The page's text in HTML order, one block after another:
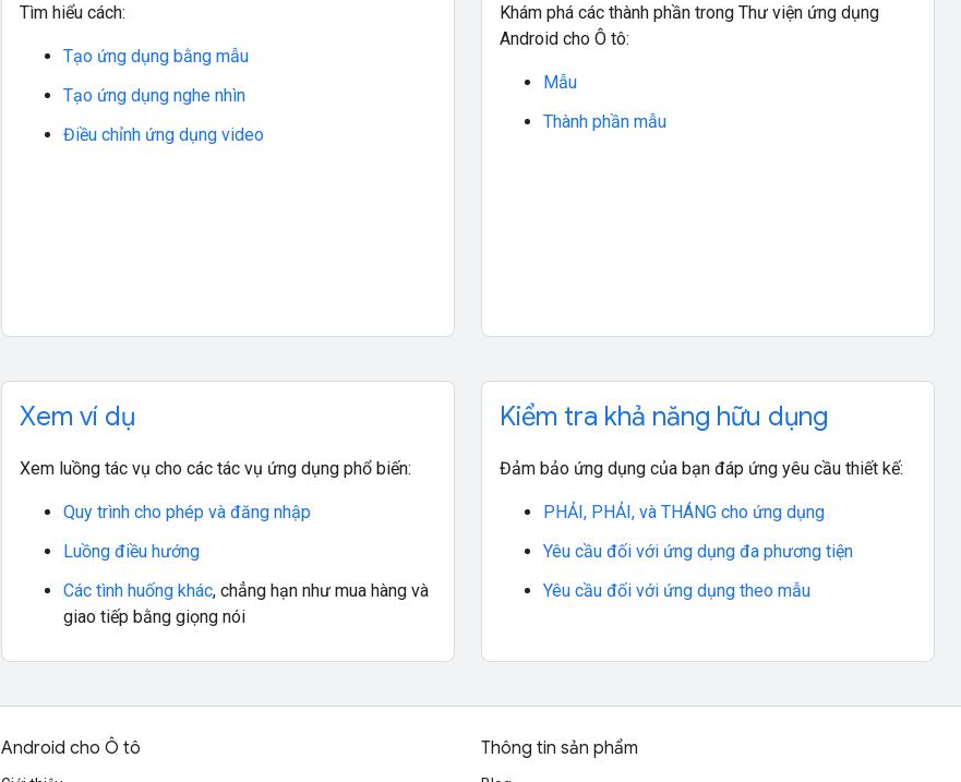
Tìm hiểu cách:
Tạo ứng dụng bằng mẫu
Tạo ứng dụng nghe nhìn
Điều chỉnh ứng dụng video
Khám phá các thành phần trong Thư viện ứng dụng
Android cho Ô tô:
Mẫu
Thành phần mẫu
Xem ví dụ
Xem luồng tác vụ cho các tác vụ ứng dụng phổ biến:
Quy trình cho phép và đăng nhập
Luồng điều hướng
Các tình huống khác, chẳng hạn như mua hàng và
giao tiếp bằng giọng nói
Kiểm tra khả năng hữu dụng
Đảm bảo ứng dụng của bạn đáp ứng yêu cầu thiết kế:
PHẢI, PHẢI, và THÁNG cho ứng dụng
Yêu cầu đối với ứng dụng đa phương tiện
Yêu cầu đối với ứng dụng theo mẫu
Android cho Ô tô Thông tin sản phẩm